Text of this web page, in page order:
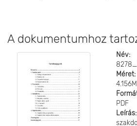
A dokumentumhoz
Név:
Méret:
PDF
Leírás: